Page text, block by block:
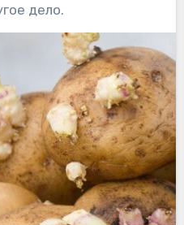
дело.